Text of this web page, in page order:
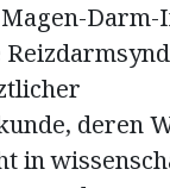
Darm-
deren
in